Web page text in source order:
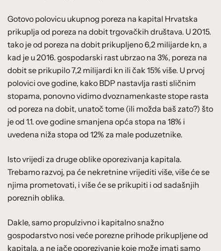
Gotovo polovicu ukupnog poreza na kapital Hrvatska
prikuplja od poreza na dobit trgovačkih društava. U 2015.
tako je od poreza na dobit prikupljeno 6,2 milijarde kn, a
kad je u 2016. gospodarski rast ubrzao na 3%, poreza na
dobit se prikupilo 7,2 milijardi kn ili čak 15% više. U prvoj
polovici ove godine, kako BDP nastavlja rasti sličnim
stopama, ponovno vidimo dvoznamenkaste stope rasta
od poreza na dobit, unatoč tome (ili možda baš zato?) što
je od 1.1. ove godine smanjena opća stopa na 18% i
uvedena niža stopa od 12% za male poduzetnike.
Isto vrijedi za druge oblike oporezivanja kapitala.
Trebamo razvoj, pa će nekretnine vrijediti više, više će se
njima prometovati, i više će se prikupiti i od sadašnjih
poreznih oblika.
Dakle, samo propulzivno i kapitalno snažno
gospodarstvo nosi veće porezne prihode prikupljene od
kapitala, a ne jače oporezivanje koje može imati samo